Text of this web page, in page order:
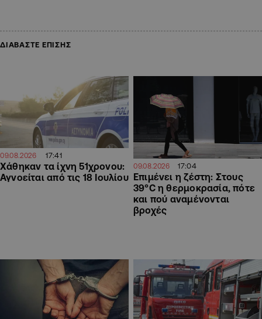
ΔΙΑΒΑΣΤΕ ΕΠΙΣΗΣ
09.08.2026 17:41
Χάθηκαν τα ίχνη 51χρονου:
Αγνοείται από τις 18 Ιουλίου
09.08.2026 17:04
Επιμένει η ζέστη: Στους
39°C η θερμοκρασία, πότε
και πού αναμένονται
βροχές